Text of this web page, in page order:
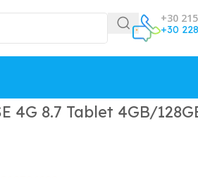
+30
+30
4G 8.7 Tablet 4GB/